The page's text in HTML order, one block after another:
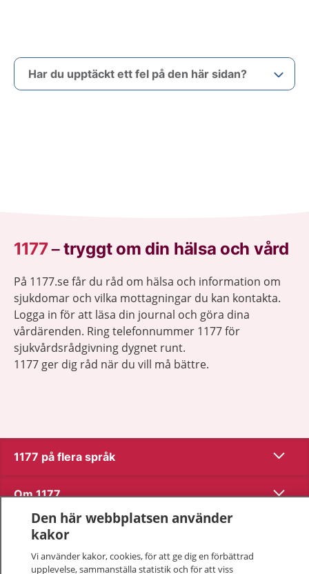
Har du upptäckt ett fel på den här sidan?
1177–tryggt om din hälsa och vård
På 1177.se får du råd om hälsa och information om
sjukdomar och vilka mottagningar du kan kontakta.
Logga in för att läsa din journal och göra dina
vårdärenden. Ring telefonnummer 1177 för
sjukvårdsrådgivning dygnet runt.
1177 ger dig råd när du vill må bättre.
1177 på flera språk Visa
Om 1177 Visa
Kontakt
Den här webbplatsen använder
kakor
Vi använder kakor, cookies, för att ge dig en förbättrad
upplevelse, sammanställa statistik och för att viss